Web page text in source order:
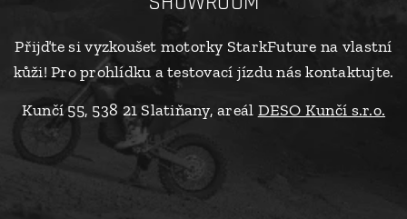
Přijďte si vyzkoušet motorky StarkFuture na vlastní
kůži! Pro prohlídku a testovací jízdu nás kontaktujte.
Kunčí 55, 538 21 Slatiňany, areál DESO Kunčí s.r.o.